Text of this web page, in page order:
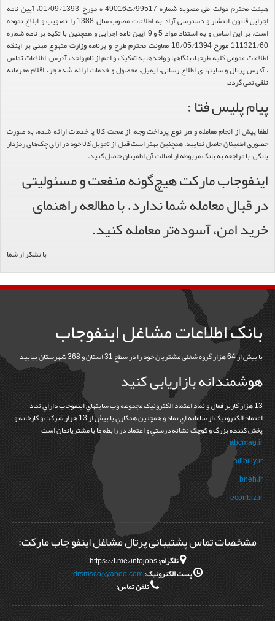
هیئت محترم دولت طی مصوبه شماره 99517/ت49016 ه مورخ 01/09/1393، آیین نامه
اجرایی قانون انتشار و دسترسی آزاد به اطلاعات مصوب سال 1388 را تصویب و ابلاغ نموده
است. بر این اساس و به استناد مواد 5 و 9 آیین نامه اجرایی و همچنین با تکیه بر نامه شماره
111321/60 مورخ 18/05/1394 معاونت محترم طرح و برنامه وزارت متبوع مبنی بر اینکه
اطلاعات عمومی کلیه طرحها، بنگاهها و واحدها به تفکیک و اعم از نام واحد، آدرس، اطلاعات تماس
، آدرس پرتال و سایتها ی اطلاع رسانی، ایمیل، محصول و خدمات ارائه شده جزء اقلام محرمانه
تلقی نمی گردد.
پیام پلیس فتا :
لطفا پیش از انجام معامله و هر نوع پرداخت وجه، از صحت کالا یا خدمات ارائه شده، به صورت
حضوری اطمینان حاصل نمایید. همچنین بهتر است قبل از تحویل کالا خود در ازای چک‌های رمزدار
بانکی، با مراجعه به بانک مربوطه از اصالت آن اطمینان حاصل کنید.
اینفوجاب مارکت هیچ‌گونه منفعت و مسئولیتی
در قبال معامله شما ندارد. با مطالعه راهنمای
خرید امن، آسوده‌تر معامله کنید.
با تشکر از شما
بانک اطلاعات مشاغل اینفوجاب
با بیش از 64 هزار گروه شغلی مشتریان خود را در سطح 31 استان و 368 شهرستان بیابید
هوشمندانه بازاریابی کنید
13 هزار کاربر فعال و نماد اعتماد الکترونيک مجموعه وب سايتهاي اينفوجاب داراي نماد
اعتماد الکترونيک از سامانه اي نماد و همچنين همکاري با بيش از 13 هزار شرکت و کارخانه و
پخش کننده بزرگ و کوچک نشانه درستي و اعتماد در رابطه ما با مشتريانمان است
abcmag.ir
hillbilly.ir
bneh.ir
econbiz.ir
مشخصات تماس پشتیبانی پرتال مشاغل اینفو جاب مارکت:
تلگرام:https://t.me/infojobs
پست الکترونیک:drsmsco@yahoo.com
تلفن تماس: